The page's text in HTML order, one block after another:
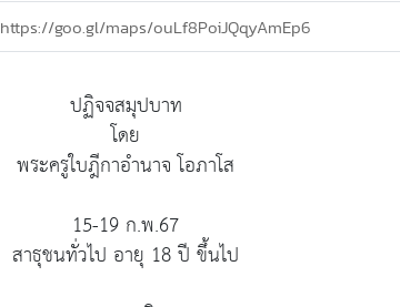
https://goo.gl/maps/ouLf8PoiJQqyAmEp6
ปฏิจจสมุปบาท
โดย
พระครูใบฎีกาอำนาจ โอภาโส
15-19 ก.พ.67
สาธุชนทั่วไป อายุ 18 ปี ขึ้นไป